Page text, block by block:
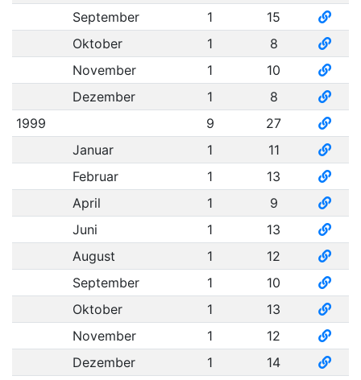
September
1
15
Oktober
1
8
November
1
10
Dezember
1
8
1999
9
27
Januar
1
11
Februar
1
13
April
1
9
Juni
1
13
August
1
12
September
1
10
Oktober
1
13
November
1
12
Dezember
1
14